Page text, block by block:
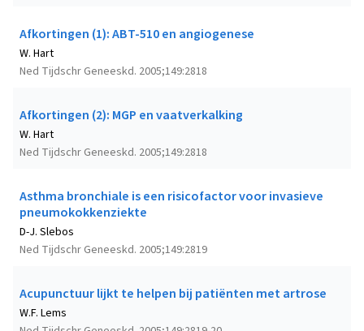
Afkortingen (1): ABT-510 en angiogenese
Ned Tijdschr Geneeskd. 2005;149:2818
W. Hart
Afkortingen (2): MGP en vaatverkalking
Ned Tijdschr Geneeskd. 2005;149:2818
W. Hart
Asthma bronchiale is een risicofactor voor invasieve
pneumokokkenziekte
Ned Tijdschr Geneeskd. 2005;149:2819
D-J. Slebos
Acupunctuur lijkt te helpen bij patiënten met artrose
W.F. Lems